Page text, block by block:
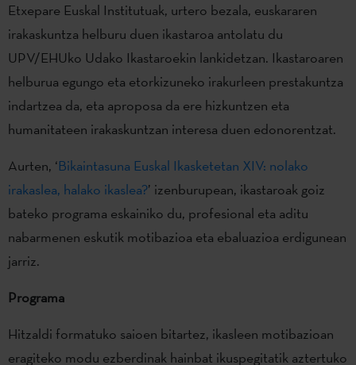
Etxepare Euskal Institutuak, urtero bezala, euskararen
irakaskuntza helburu duen ikastaroa antolatu du
UPV/EHUko Udako Ikastaroekin lankidetzan. Ikastaroaren
helburua egungo eta etorkizuneko irakurleen prestakuntza
indartzea da, eta aproposa da ere hizkuntzen eta
humanitateen irakaskuntzan interesa duen edonorentzat.
Aurten, ‘Bikaintasuna Euskal Ikasketetan XIV: nolako
irakaslea, halako ikaslea?’ izenburupean, ikastaroak goiz
bateko programa eskainiko du, profesional eta aditu
nabarmenen eskutik motibazioa eta ebaluazioa erdigunean
jarriz.
Programa
Hitzaldi formatuko saioen bitartez, ikasleen motibazioan
eragiteko modu ezberdinak hainbat ikuspegitatik aztertuko